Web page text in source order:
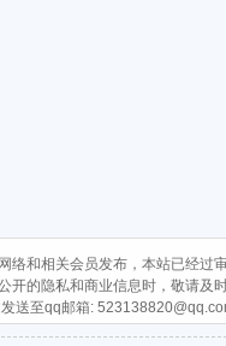
络和相关会员发布，本站已经过
开的隐私和商业信息时，敬请
送至qq邮箱: